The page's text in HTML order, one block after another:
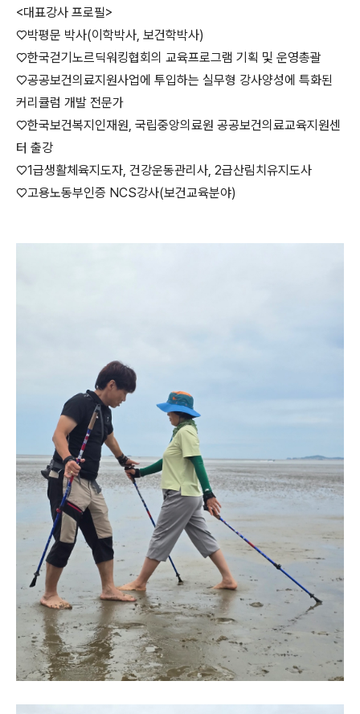
<대표강사 프로필>
♡박평문 박사(이학박사, 보건학박사)
♡한국걷기노르딕워킹협회의 교육프로그램 기획 및 운영총괄
♡공공보건의료지원사업에 투입하는 실무형 강사양성에 특화된
커리큘럼 개발 전문가
♡한국보건복지인재원, 국립중앙의료원 공공보건의료교육지원센
터 출강
♡1급생활체육지도자, 건강운동관리사, 2급산림치유지도사
♡고용노동부인증 NCS강사(보건교육분야)